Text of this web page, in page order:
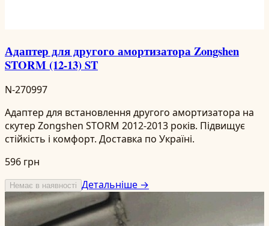
Адаптер для другого амортизатора Zongshen
STORM (12-13) ST
N-270997
Адаптер для встановлення другого амортизатора на
скутер Zongshen STORM 2012-2013 років. Підвищує
стійкість і комфорт. Доставка по Україні.
596 грн
Немає в наявності Детальніше →